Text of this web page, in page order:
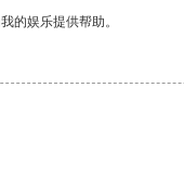
的娱乐提供帮助。